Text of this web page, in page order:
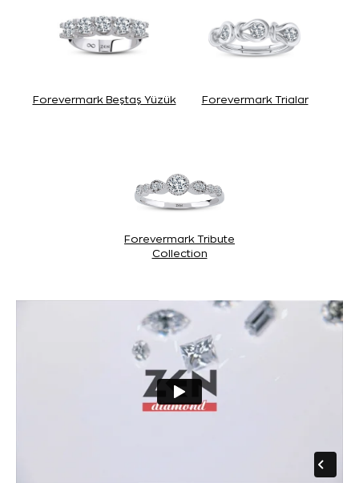
Forevermark Beştaş Yüzük Forevermark Trialar
Forevermark Tribute
Collection